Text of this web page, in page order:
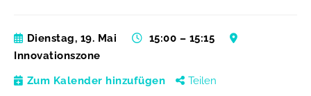
Dienstag, 19. Mai
15:00 – 15:15
Innovationszone
Zum Kalender hinzufügen Teilen